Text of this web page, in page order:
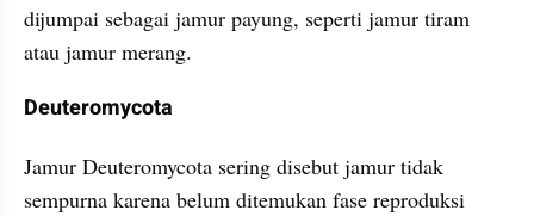
dijumpai sebagai jamur payung, seperti jamur tiram
atau jamur merang.
Deuteromycota
Jamur Deuteromycota sering disebut jamur tidak
sempurna karena belum ditemukan fase reproduksi